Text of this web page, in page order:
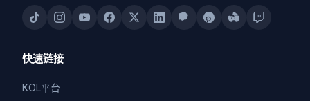
快速链接
KOL平台